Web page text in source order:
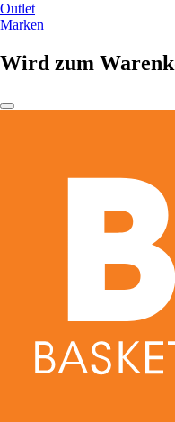
Outlet
Marken
Wird zum